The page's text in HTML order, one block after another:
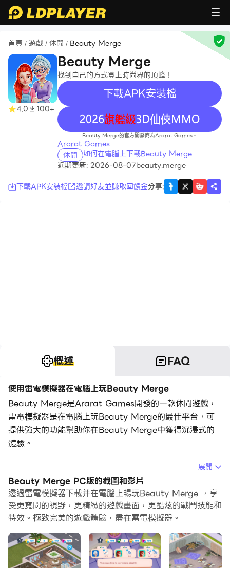
首頁 / 遊戲 / 休閒 / Beauty Merge
4.0 100+
Beauty Merge
找到自己的方式登上時尚界的頂峰！
下載APK安裝檔
recommend
Beauty Merge的官方開發商為Ararat Games。
Ararat Games
休閒 如何在電腦上下載Beauty Merge
近期更新: 2026-08-07beauty.merge
下載APK安裝檔
邀請好友並賺取回饋金分享:
概述 FAQ
使用雷電模擬器在電腦上玩Beauty Merge
Beauty Merge是Ararat Games開發的一款休閒遊戲，
雷電模擬器是在電腦上玩Beauty Merge的最佳平台，可
提供強大的功能幫助你在Beauty Merge中獲得沉浸式的
體驗。
當你在電腦上玩Beauty Merge的時候，如果你覺得重複
執行一個動作或任務很費時間很無聊，別擔心，巨集指令功
能可以幫你解決你的煩惱！你只需要點擊螢幕記錄功能來記
錄你的操作，然後把它留給巨集指令來解決。巨集指令功能
完全自動化您的操作，讓您以最少的努力輕鬆贏得遊戲！！
現在就開始在電腦上下載和玩Beauty Merge吧！
你能向你的家人證明你是一個值得繼續家族企業的人嗎？
展開
Beauty Merge PC版的截圖和影片
透過雷電模擬器下載并在電腦上暢玩Beauty Merge ，享
受更寬闊的視野，更精緻的遊戲畫面，更酷炫的戰鬥技能和
特效。極致完美的遊戲體驗，盡在雷電模擬器。